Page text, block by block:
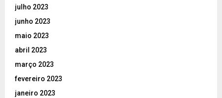
julho 2023
junho 2023
maio 2023
abril 2023
março 2023
fevereiro 2023
janeiro 2023